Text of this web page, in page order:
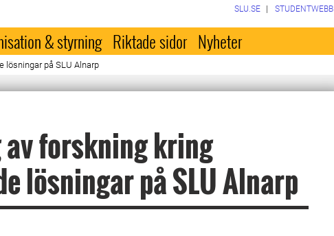
SLU.SE STUDENTWEBB
& styrning Riktade sidor Nyheter
lösningar på SLU Alnarp
forskning kring
lösningar på SLU Alnarp